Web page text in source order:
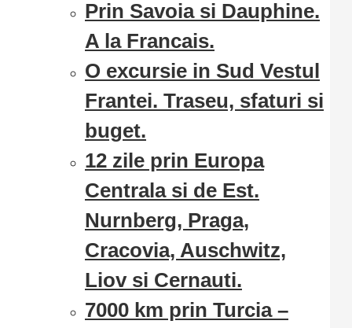
Prin Savoia si Dauphine.
A la Francais.
O excursie in Sud Vestul
Frantei. Traseu, sfaturi si
buget.
12 zile prin Europa
Centrala si de Est.
Nurnberg, Praga,
Cracovia, Auschwitz,
Liov si Cernauti.
7000 km prin Turcia –